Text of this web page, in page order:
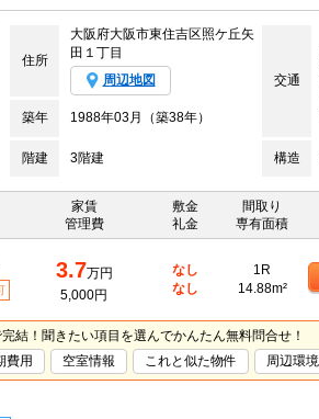
住所
大阪府大阪市東住吉区照ケ丘矢
田１丁目
周辺地図 交通
築年 1988年03月（築38年）
階建 3階建 構造
家賃
管理費
敷金
礼金
間取り
専有面積
3.7万円
5,000円
なし
なし
1R
14.88m²
結！聞きたい項目を選んでかんたん無料問合せ！
費用
空室情報 これと似た物件 周辺環境